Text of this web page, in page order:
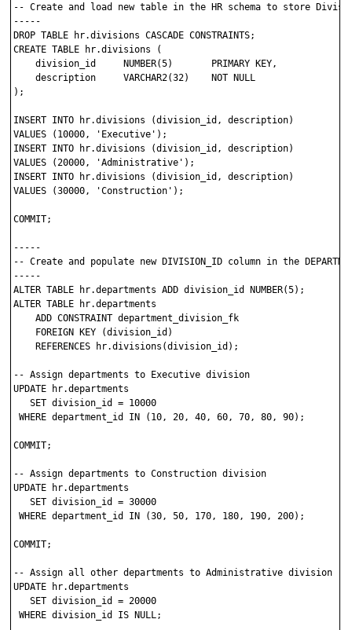
-- Create and load new table in the HR schema to store
-----
DROP TABLE hr.divisions CASCADE CONSTRAINTS;
CREATE TABLE hr.divisions (
    division_id     NUMBER(5)       PRIMARY KEY,
    description     VARCHAR2(32)    NOT NULL
);
INSERT INTO hr.divisions (division_id, description)
VALUES (10000, 'Executive');
INSERT INTO hr.divisions (division_id, description)
VALUES (20000, 'Administrative');
INSERT INTO hr.divisions (division_id, description)
VALUES (30000, 'Construction');
COMMIT;
-----
-- Create and populate new DIVISION_ID column in the
-----
ALTER TABLE hr.departments ADD division_id NUMBER(5);
ALTER TABLE hr.departments
    ADD CONSTRAINT department_division_fk
    FOREIGN KEY (division_id)
    REFERENCES hr.divisions(division_id);
-- Assign departments to Executive division
UPDATE hr.departments
   SET division_id = 10000
WHERE department_id IN (10, 20, 40, 60, 70, 80, 90);
COMMIT;
-- Assign departments to Construction division
UPDATE hr.departments
   SET division_id = 30000
WHERE department_id IN (30, 50, 170, 180, 190, 200);
COMMIT;
-- Assign all other departments to Administrative division
UPDATE hr.departments
   SET division_id = 20000
WHERE division_id IS NULL;